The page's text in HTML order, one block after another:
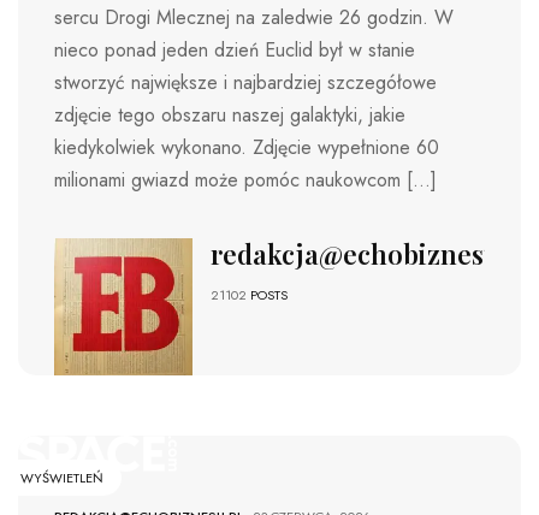
sercu Drogi Mlecznej na zaledwie 26 godzin. W
nieco ponad jeden dzień Euclid był w stanie
stworzyć największe i najbardziej szczegółowe
zdjęcie tego obszaru naszej galaktyki, jakie
kiedykolwiek wykonano. Zdjęcie wypełnione 60
milionami gwiazd może pomóc naukowcom […]
redakcja@echobiznesu.pl
21102 POSTS
WYŚWIETLEŃ